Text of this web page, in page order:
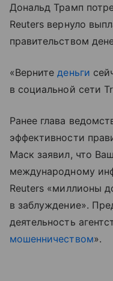
Дональд Трамп
Reuters вернуло
правительством
«Вернитеденьги
в социальной сети
Ранее глава
эффективности
Маск заявил, что
международному
Reuters «миллионы
в заблуждение».
деятельность
мошенничеством».